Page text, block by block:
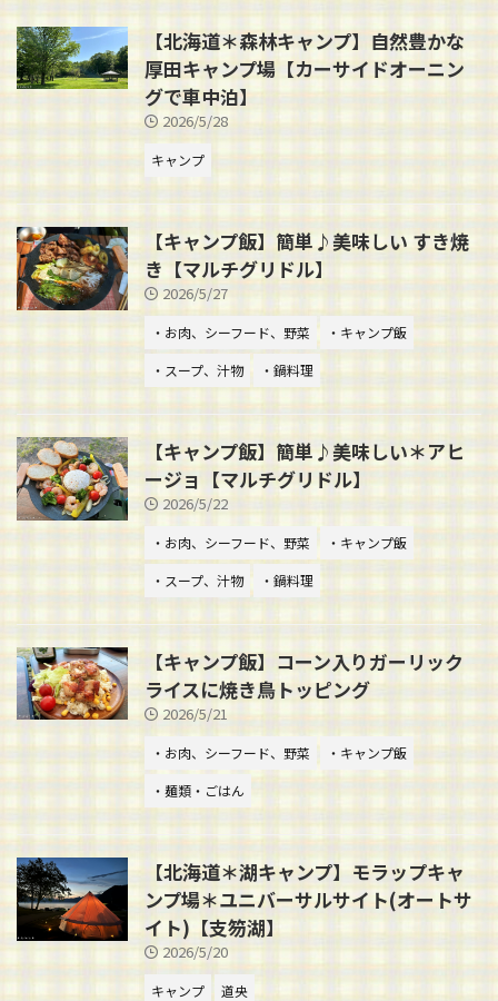
【北海道＊森林キャンプ】自然豊かな
厚田キャンプ場【カーサイドオーニン
グで車中泊】
2026/5/28
キャンプ
【キャンプ飯】簡単♪美味しい すき焼
き【マルチグリドル】
2026/5/27
・お肉、シーフード、野菜
・キャンプ飯
・スープ、汁物
・鍋料理
【キャンプ飯】簡単♪美味しい＊アヒ
ージョ【マルチグリドル】
2026/5/22
・お肉、シーフード、野菜
・キャンプ飯
・スープ、汁物
・鍋料理
【キャンプ飯】コーン入りガーリック
ライスに焼き鳥トッピング
2026/5/21
・お肉、シーフード、野菜
・キャンプ飯
・麺類・ごはん
【北海道＊湖キャンプ】モラップキャ
ンプ場＊ユニバーサルサイト(オートサ
イト)【支笏湖】
2026/5/20
キャンプ 道央